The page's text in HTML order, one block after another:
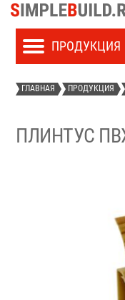
ГЛАВНАЯ ПРОДУКЦИЯ
ПЛИНТУС